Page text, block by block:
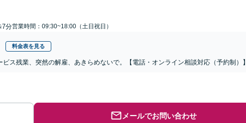
7分営業時間：09:30~18:00（土日祝日）
料金表を見る
ビス残業、突然の解雇、あきらめないで。【電話・オンライン相談対応（予約制）】
メールでお問い合わせ